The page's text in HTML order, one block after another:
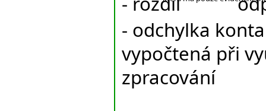
- odchylka
vypočtená při
zpracování